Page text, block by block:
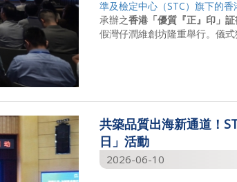
準及檢定中心（STC）旗下的香
承辦之香港「優質『正』印」
假灣仔潤維創坊隆重舉行。儀
共築品質出海新通道！
日」活動
2026-06-10